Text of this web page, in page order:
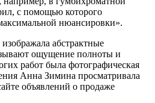
с помощью которого
нюансировки».
абстрактные
ощущение полноты и
работ была фотографическая
Анна Зимина просматривала
объявлений о продаже